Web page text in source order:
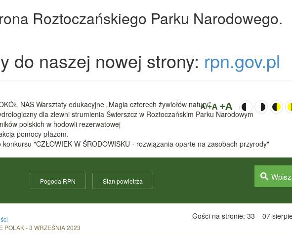
Roztoczańskiego Parku Narodowego.
do naszej nowej strony: rpn.gov.pl
NAS Warsztaty edukacyjne „Magia czterech żywiołów natury”
dla zlewni strumienia Świerszcz w Roztoczańskim Parku Narodowym
polskich w hodowli rezerwatowej
pomocy płazom.
konkursu "CZŁOWIEK W ŚRODOWISKU - rozwiązania oparte na zasobach przyrody"
A +A +A
Pogoda RPN Stan powietrza
POLAK - 3 WRZEŚNIA 2023
Gości na stronie: 33 07